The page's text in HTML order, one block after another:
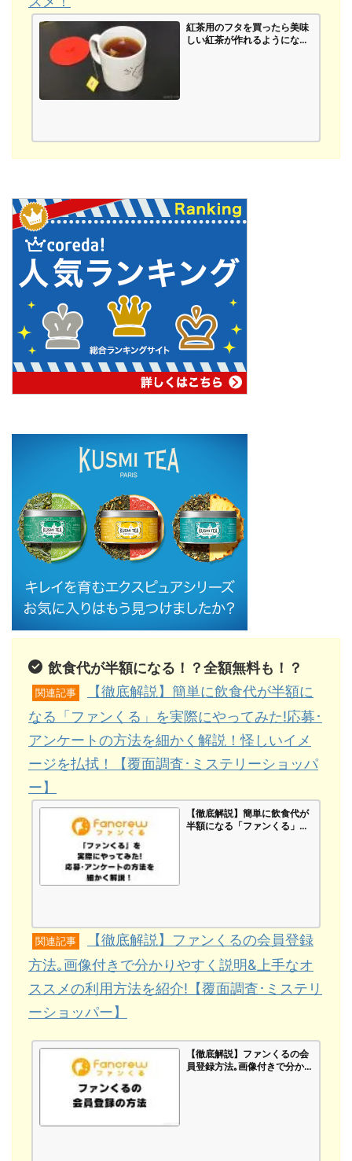
紅茶用のフタを買ったら美味
しい紅茶が作れるようになっ
飲食代が半額になる！？全額無料も！？
関連記事
【徹底解説】簡単に飲食代が半額に
なる「ファンくる」を実際にやってみた!応募･
アンケートの方法を細かく解説！怪しいイメ
ージを払拭！【覆面調査･ミステリーショッパ
ー】
【徹底解説】簡単に飲食代が
半額になる「ファンくる」を
関連記事
【徹底解説】ファンくるの会員登録
方法｡画像付きで分かりやすく説明&上手なオ
ススメの利用方法を紹介!【覆面調査･ミステリ
ーショッパー】
【徹底解説】ファンくるの会
員登録方法｡画像付きで分か